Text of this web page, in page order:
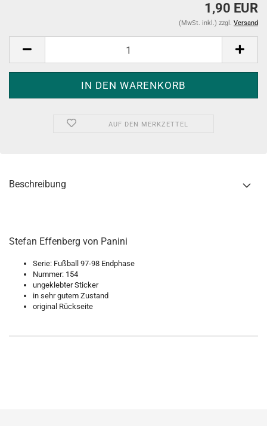
1,90 EUR
(MwSt. inkl.) zzgl. Versand
AUF DEN MERKZETTEL
Beschreibung
Stefan Effenberg von Panini
Serie: Fußball 97-98 Endphase
Nummer: 154
ungeklebter Sticker
in sehr gutem Zustand
original Rückseite